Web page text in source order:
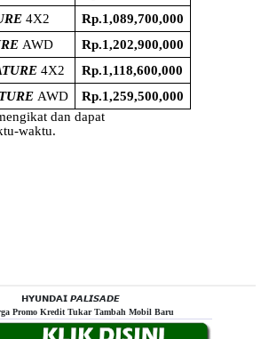
𝗛𝗬𝗨𝗡𝗗𝗔𝗜 𝙋𝘼𝙇𝙄𝙎𝘼𝘿𝙀
Promo Kredit Tukar Tambah Mobil Baru